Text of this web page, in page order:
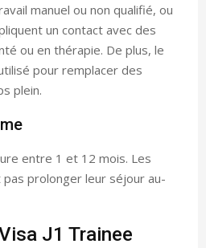
manuel ou non qualifié, ou
un contact avec des
ou en thérapie. De plus, le
pour remplacer des
plein.
entre 1 et 12 mois. Les
prolonger leur séjour au-
J1 Trainee